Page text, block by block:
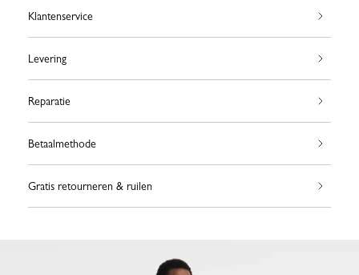
Klantenservice
Levering
Reparatie
Betaalmethode
Gratis retourneren & ruilen